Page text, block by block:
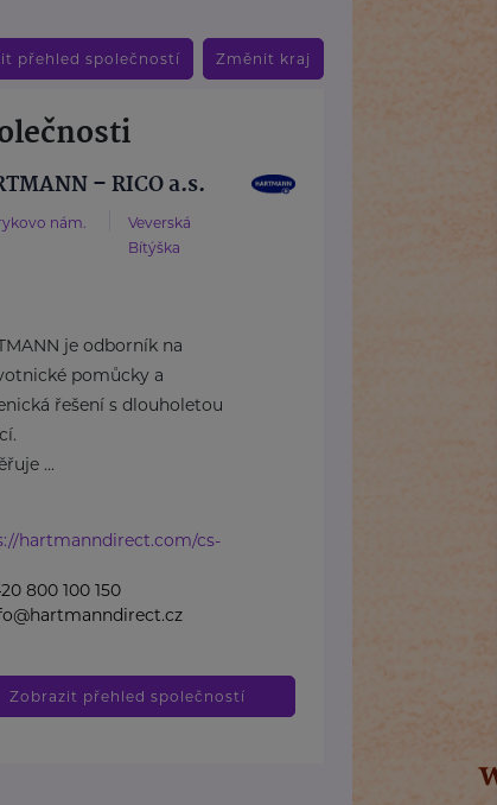
přehled společností Změnit kraj
– RICO a.s.
nám.
Veverská
Bítýška
je odborník na
pomůcky a
řešení s dlouholetou
...
hartmanndirect.com/cs-
800 100 150
Zobrazit přehled společností